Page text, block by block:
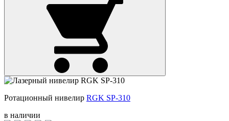
Ротационный нивелир RGK SP-310
в наличии